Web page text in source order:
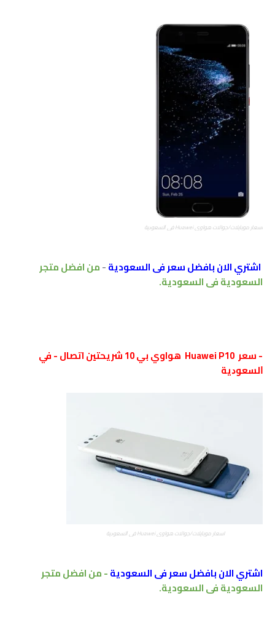
اسعار موبايلات/جوالات هواوي Huawei ﻓﻲ ﺍﻟﺴﻌﻮﺩﻳﺔ
اشتري الان بافضل سعر فى السعودية-من افضل متجر
السعودية فى السعودية.
- سعر Huawei P10 هواوي بي 10 شريحتين اتصال - ﻓﻲ
ﺍﻟﺴﻌﻮﺩﻳﺔ
اسعار موبايلات/جوالات هواوي Huawei ﻓﻲ ﺍﻟﺴﻌﻮﺩﻳﺔ
اشتري الان بافضل سعر فى السعودية- من افضل متجر
السعودية فى السعودية.